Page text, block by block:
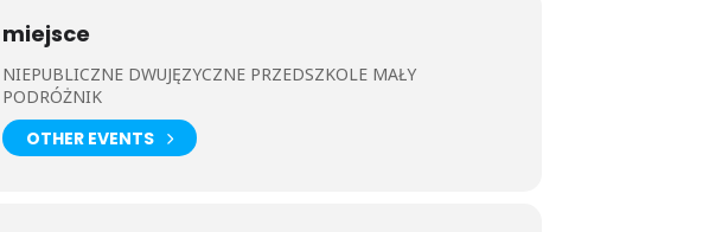
miejsce
NIEPUBLICZNE DWUJĘZYCZNE PRZEDSZKOLE MAŁY
PODRÓŻNIK
OTHER EVENTS